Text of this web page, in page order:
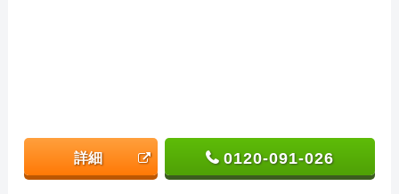
詳細 0120-091-026